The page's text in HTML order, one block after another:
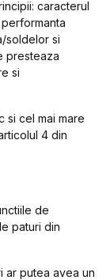
caracterul
soldelor si
presteaza
si
si cel mai mare
4 din
de
paturi din
ar putea avea un